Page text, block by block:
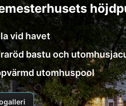
vid havet
bastu och
utomhuspool